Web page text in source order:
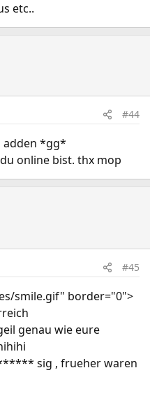
etc..
#44
adden *gg*
online bist. thx mop
#45
smile.gif" border="0">
genau wie eure
sig , frueher waren